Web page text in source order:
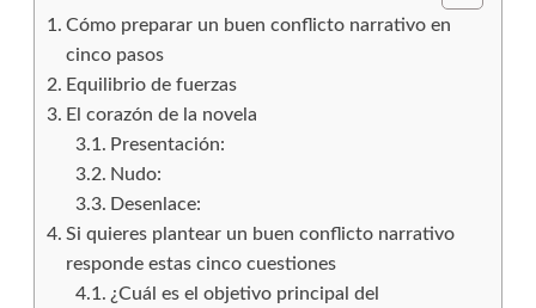
Cómo preparar un buen conflicto narrativo en
cinco pasos
Equilibrio de fuerzas
El corazón de la novela
Presentación:
Nudo:
Desenlace:
Si quieres plantear un buen conflicto narrativo
responde estas cinco cuestiones
¿Cuál es el objetivo principal del